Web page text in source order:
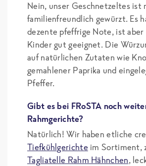
Nein, unser Geschnetzeltes ist
familienfreundlich gewürzt. Es
dezente pfeffrige Note, ist aber
Kinder gut geeignet. Die
auf natürlichen Zutaten wie
gemahlener Paprika und
Pfeffer.
Gibt es bei FRoSTA noch
Rahmgerichte?
Natürlich! Wir haben etliche
Tiefkühlgerichte im Sortiment,
Tagliatelle Rahm Hähnchen,